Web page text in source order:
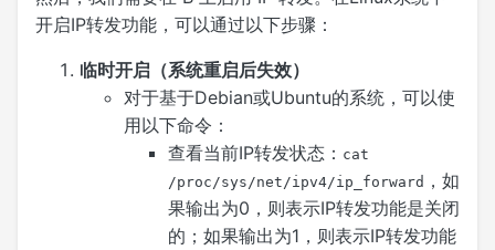
开启IP转发功能，可以通过以下步骤：
临时开启（系统重启后失效）
对于基于Debian或Ubuntu的系统，可以使
用以下命令：
查看当前IP转发状态： cat
/proc/sys/net/ipv4/ip_forward ，如
果输出为0，则表示IP转发功能是关闭
的；如果输出为1，则表示IP转发功能